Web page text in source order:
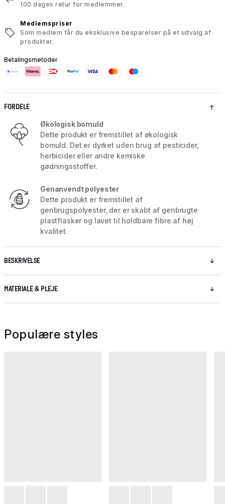
100 dages retur for medlemmer.
Medlemspriser
Som medlem får du eksklusive besparelser på et udvalg af
produkter.
Betalingsmetoder
FORDELE
Økologisk bomuld
Dette produkt er fremstillet af økologisk
bomuld. Det er dyrket uden brug af pesticider,
herbicider eller andre kemiske
gødningsstoffer.
Genanvendt polyester
Dette produkt er fremstillet af
genbrugspolyester, der er skabt af genbrugte
plastflasker og lavet til holdbare fibre af høj
kvalitet.
BESKRIVELSE
MATERIALE & PLEJE
Populære styles